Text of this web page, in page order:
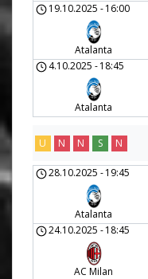
19.10.2025 -16:00
Atalanta
4.10.2025 -18:45
Atalanta
U N N S N
28.10.2025 -19:45
Atalanta
24.10.2025 -18:45
AC Milan